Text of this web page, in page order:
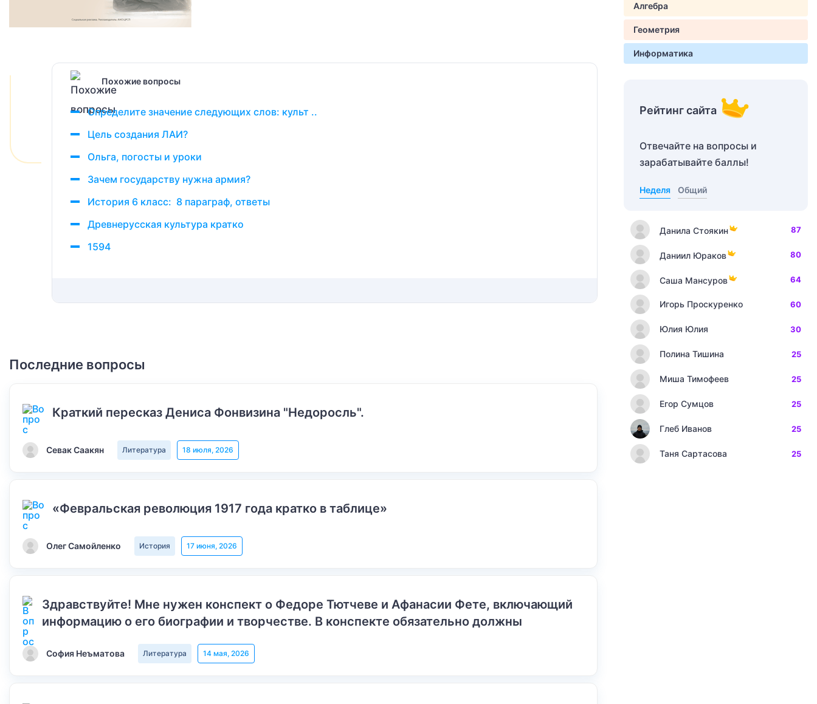
Похожие вопросы
Определите значение следующих слов: культ ..
Цель создания ЛАИ?
Ольга, погосты и уроки
Зачем государству нужна армия?
История 6 класс: 8 параграф, ответы
Древнерусская культура кратко
1594
Последние вопросы
Краткий пересказ Дениса Фонвизина "Недоросль".
Севак Саакян Литература 18 июля, 2026
«Февральская революция 1917 года кратко в таблице»
Олег Самойленко История 17 июня, 2026
Здравствуйте! Мне нужен конспект о Федоре Тютчеве и Афанасии Фете, включающий
информацию о его биографии и творчестве. В конспекте обязательно должны
София Неъматова Литература 14 мая, 2026
Алгебра
Геометрия
Информатика
Рейтинг сайта
Отвечайте на вопросы и
зарабатывайте баллы!
Неделя Общий
Данила Стоякин 87
Даниил Юраков 80
Саша Мансуров 64
Игорь Проскуренко 60
Юлия Юлия 30
Полина Тишина 25
Миша Тимофеев 25
Егор Сумцов 25
Глеб Иванов 25
Таня Сартасова 25